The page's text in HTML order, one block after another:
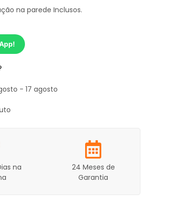
na parede Inclusos.
- 17 agosto
na
24 Meses de
Garantia